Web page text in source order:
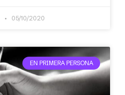
05/10/2020
EN PRIMERA PERSONA